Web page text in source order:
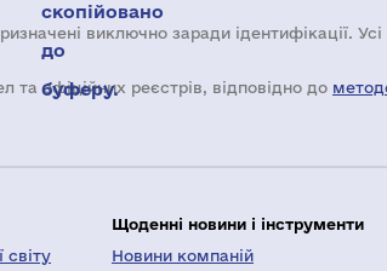
скопійовано
до
буферу.
виключно заради ідентифікації.
та офіційних реєстрів, відповідно до
світу
Щоденні новини і інструменти
Новини компаній